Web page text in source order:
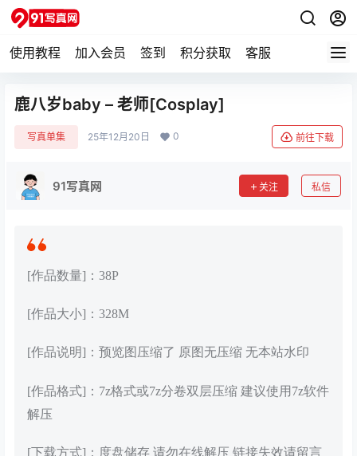
使用教程 加入会员 签到 积分获取 客服
鹿八岁baby – 老师[Cosplay]
写真单集 25年12月20日 0 前往下载
91写真网 关注 私信
[作品数量]：38P
[作品大小]：328M
[作品说明]：预览图压缩了 原图无压缩 无本站水印
[作品格式]：7z格式或7z分卷双层压缩 建议使用7z软件
解压
[下载方式]：度盘储存 请勿在线解压 链接失效请留言